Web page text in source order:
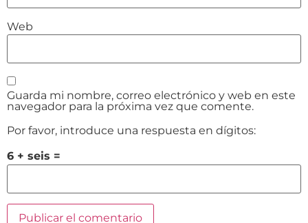
Web
Guarda mi nombre, correo electrónico y web en este
navegador para la próxima vez que comente.
Por favor, introduce una respuesta en dígitos:
6 + seis =